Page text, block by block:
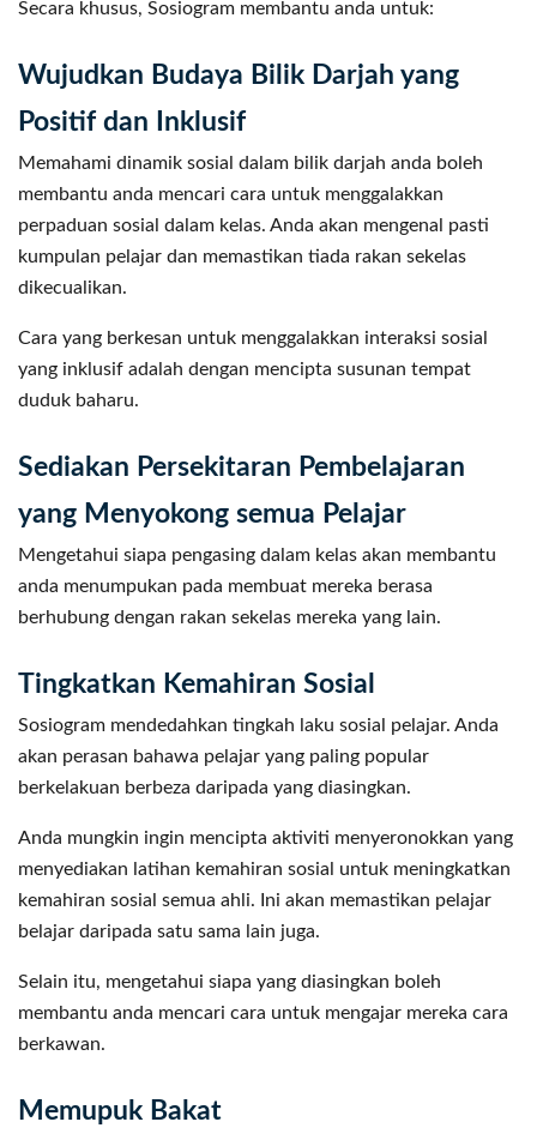
Secara khusus, Sosiogram membantu anda untuk:
Wujudkan Budaya Bilik Darjah yang
Positif dan Inklusif
Memahami dinamik sosial dalam bilik darjah anda boleh
membantu anda mencari cara untuk menggalakkan
perpaduan sosial dalam kelas. Anda akan mengenal pasti
kumpulan pelajar dan memastikan tiada rakan sekelas
dikecualikan.
Cara yang berkesan untuk menggalakkan interaksi sosial
yang inklusif adalah dengan mencipta susunan tempat
duduk baharu.
Sediakan Persekitaran Pembelajaran
yang Menyokong semua Pelajar
Mengetahui siapa pengasing dalam kelas akan membantu
anda menumpukan pada membuat mereka berasa
berhubung dengan rakan sekelas mereka yang lain.
Tingkatkan Kemahiran Sosial
Sosiogram mendedahkan tingkah laku sosial pelajar. Anda
akan perasan bahawa pelajar yang paling popular
berkelakuan berbeza daripada yang diasingkan.
Anda mungkin ingin mencipta aktiviti menyeronokkan yang
menyediakan latihan kemahiran sosial untuk meningkatkan
kemahiran sosial semua ahli. Ini akan memastikan pelajar
belajar daripada satu sama lain juga.
Selain itu, mengetahui siapa yang diasingkan boleh
membantu anda mencari cara untuk mengajar mereka cara
berkawan.
Memupuk Bakat